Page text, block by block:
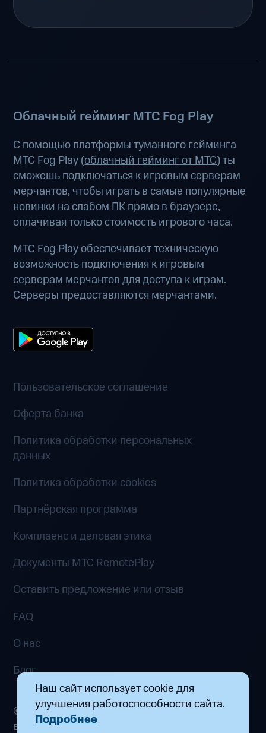
Наш сайт использует cookie для
улучшения работоспособности сайта.
Подробнее
Облачный гейминг МТС Fog Play
С помощью платформы туманного гейминга
МТС Fog Play (облачный гейминг от МТС) ты
сможешь подключаться к игровым серверам
мерчантов, чтобы играть в самые популярные
новинки на слабом ПК прямо в браузере,
оплачивая только стоимость игрового часа.
МТС Fog Play обеспечивает техническую
возможность подключения к игровым
серверам мерчантов для доступа к играм.
Серверы предоставляются мерчантами.
Пользовательское соглашение
Оферта банка
Политика обработки персональных
данных
Политика обработки cookies
Партнёрская программа
Комплаенс и деловая этика
Документы MTC RemotePlay
Оставить предложение или отзыв
FAQ
О нас
Блог
© 2026 ООО «Маркетплейс распределенных
вычислений». Все права защищены